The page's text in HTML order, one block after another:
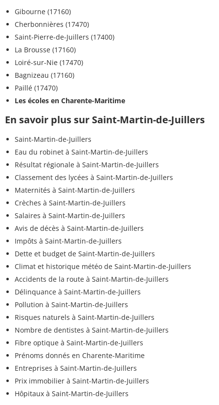
Gibourne (17160)
Cherbonnières (17470)
Saint-Pierre-de-Juillers (17400)
La Brousse (17160)
Loiré-sur-Nie (17470)
Bagnizeau (17160)
Paillé (17470)
Les écoles en Charente-Maritime
En savoir plus sur Saint-Martin-de-Juillers
Saint-Martin-de-Juillers
Eau du robinet à Saint-Martin-de-Juillers
Résultat régionale à Saint-Martin-de-Juillers
Classement des lycées à Saint-Martin-de-Juillers
Maternités à Saint-Martin-de-Juillers
Crèches à Saint-Martin-de-Juillers
Salaires à Saint-Martin-de-Juillers
Avis de décès à Saint-Martin-de-Juillers
Impôts à Saint-Martin-de-Juillers
Dette et budget de Saint-Martin-de-Juillers
Climat et historique météo de Saint-Martin-de-Juillers
Accidents de la route à Saint-Martin-de-Juillers
Délinquance à Saint-Martin-de-Juillers
Pollution à Saint-Martin-de-Juillers
Risques naturels à Saint-Martin-de-Juillers
Nombre de dentistes à Saint-Martin-de-Juillers
Fibre optique à Saint-Martin-de-Juillers
Prénoms donnés en Charente-Maritime
Entreprises à Saint-Martin-de-Juillers
Prix immobilier à Saint-Martin-de-Juillers
Hôpitaux à Saint-Martin-de-Juillers